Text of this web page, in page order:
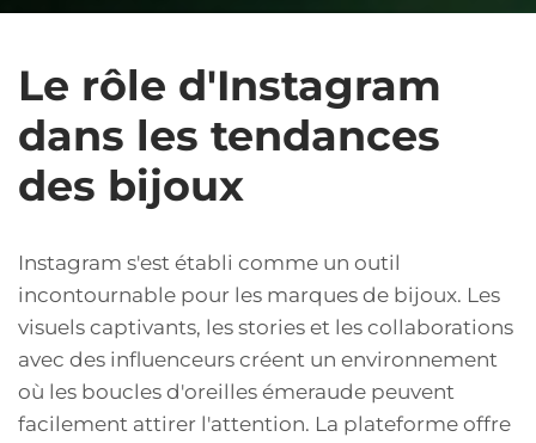
Le rôle d'Instagram
dans les tendances
des bijoux
Instagram s'est établi comme un outil
incontournable pour les marques de bijoux. Les
visuels captivants, les stories et les collaborations
avec des influenceurs créent un environnement
où les boucles d'oreilles émeraude peuvent
facilement attirer l'attention. La plateforme offre